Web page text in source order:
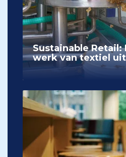
Sustainable
werk van textiel